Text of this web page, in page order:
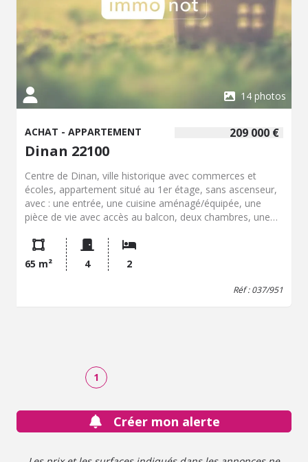
14 photos
209 000 €
ACHAT - APPARTEMENT
Dinan 22100
Centre de Dinan, ville historique avec commerces et
écoles, appartement situé au 1er étage, sans ascenseur,
avec : une entrée, une cuisine aménagé/équipée, une
pièce de vie avec accès au balcon, deux chambres, une
parking.
65 m²
4 2
Réf : 037/951
1
Créer mon alerte